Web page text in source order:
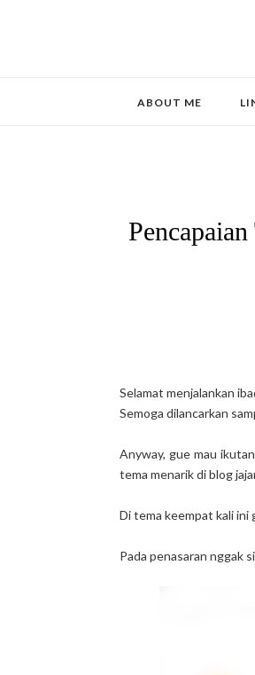
ABOUT ME
Selamat menjalankan
Semoga dilancarkan
Anyway, gue mau
tema menarik di blog
Di tema keempat kali ini
Pada penasaran nggak